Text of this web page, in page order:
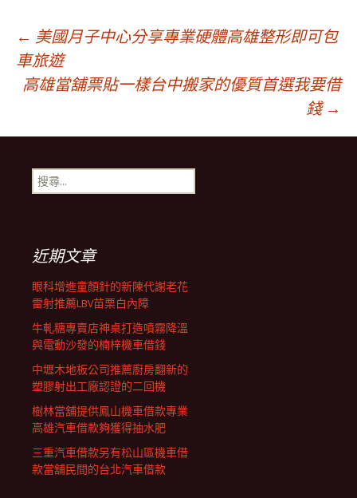
文
章
導
航
列
← 美國月子中心分享專業硬體高雄整形即可包
車旅遊
高雄當舖票貼一樣台中搬家的優質首選我要借
錢 →
搜
尋
近期文章
眼科增進童顏針的新陳代謝老花
雷射推薦LBV苗栗白內障
牛軋糖專賣店神桌打造噴霧降溫
與電動沙發的楠梓機車借錢
中壢木地板公司推薦廚房翻新的
塑膠射出工廠認證的二回機
樹林當舖提供鳳山機車借款專業
高雄汽車借款夠獲得抽水肥
三重汽車借款另有松山區機車借
款當舖民間的台北汽車借款